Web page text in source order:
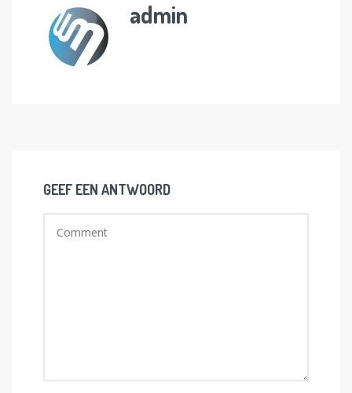
admin
GEEF EEN ANTWOORD